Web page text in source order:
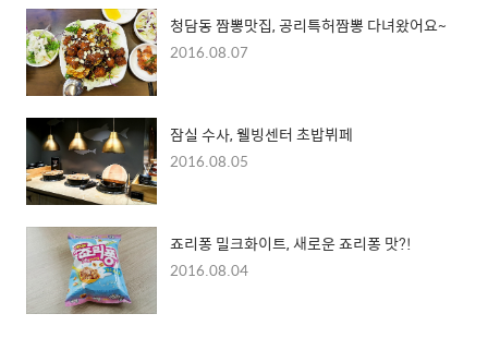
청담동 짬뽕맛집, 공리특허짬뽕 다녀왔어요~
2016.08.07
잠실 수사, 웰빙센터 초밥뷔페
2016.08.05
죠리퐁 밀크화이트, 새로운 죠리퐁 맛?!
2016.08.04